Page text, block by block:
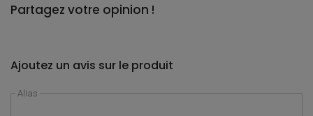
Partagez votre opinion !
Ajoutez un avis sur le produit
Alias